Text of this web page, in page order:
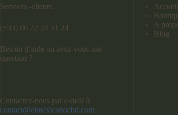
Services -clients:
(+33) 06 22 24 51 24
Besoin d’aide ou avez-vous une
question ?
Contactez-nous par e-mail à:
contact@elmexicanocbd.com
Accueil
A
Blog